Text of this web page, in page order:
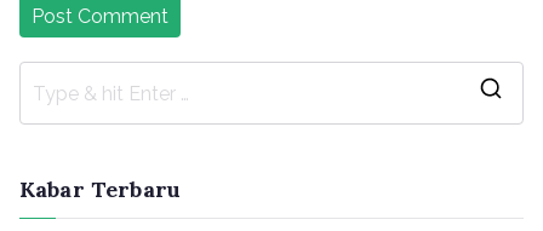
Kabar Terbaru